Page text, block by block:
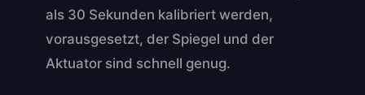
als 30 Sekunden kalibriert werden,
vorausgesetzt, der Spiegel und der
Aktuator sind schnell genug.